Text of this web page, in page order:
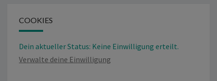
COOKIES
Dein aktueller Status: Keine Einwilligung erteilt.
Verwalte deine Einwilligung